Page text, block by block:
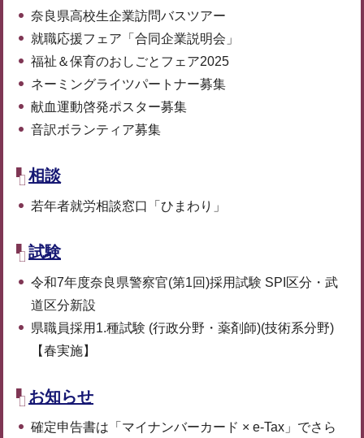
奈良県高校生企業訪問バスツアー
就職応援フェア「合同企業説明会」
福祉＆保育のおしごとフェア2025
ネーミングライツパートナー募集
献血運動啓発ポスター募集
音訳ボランティア募集
相談
若年者就労相談窓口「ひまわり」
試験
令和7年度奈良県警察官(第1回)採用試験 SPI区分・武
道区分新設
県職員採用1.種試験 (行政分野・薬剤師)(技術系分野)
【春実施】
お知らせ
確定申告書は「マイナンバーカード × e-Tax」でさら